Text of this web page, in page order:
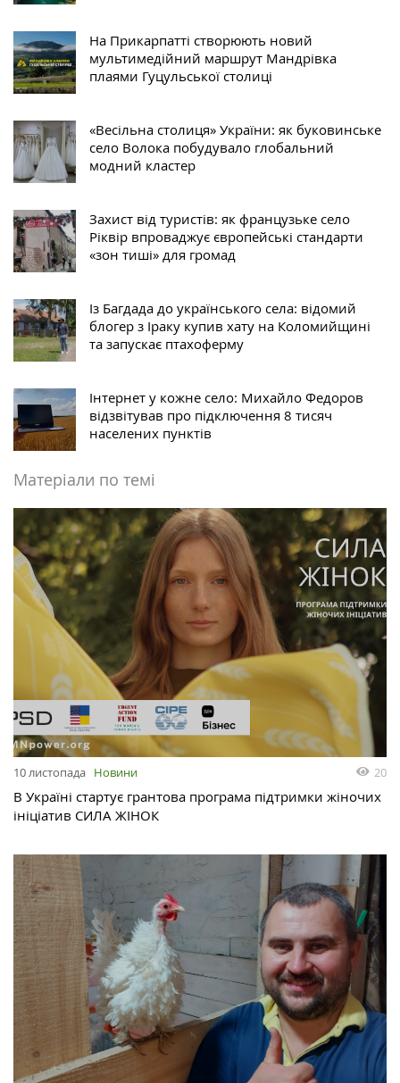
На Прикарпатті створюють новий
мультимедійний маршрут Мандрівка
плаями Гуцульської столиці
«Весільна столиця» України: як буковинське
село Волока побудувало глобальний
модний кластер
Захист від туристів: як французьке село
Ріквір впроваджує європейські стандарти
«зон тиші» для громад
Із Багдада до українського села: відомий
блогер з Іраку купив хату на Коломийщині
та запускає птахоферму
Інтернет у кожне село: Михайло Федоров
відзвітував про підключення 8 тисяч
населених пунктів
Матеріали по темі
10 листопада Новини 20
В Україні стартує грантова програма підтримки жіночих
ініціатив СИЛА ЖІНОК